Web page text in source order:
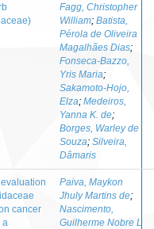
Fagg, Christopher
William; Batista,
Pérola de Oliveira
Magalhães Dias;
Fonseca-Bazzo,
Yris Maria;
Sakamoto-Hojo,
Elza; Medeiros,
Yanna K. de;
Borges, Warley de
Souza; Silveira,
Dâmaris
cancer
a
Paiva, Maykon
Jhuly Martins de;
Nascimento,
Guilherme Nobre L